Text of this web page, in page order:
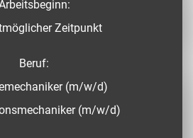
Zeitpunkt
Beruf:
(m/w/d)
(m/w/d)